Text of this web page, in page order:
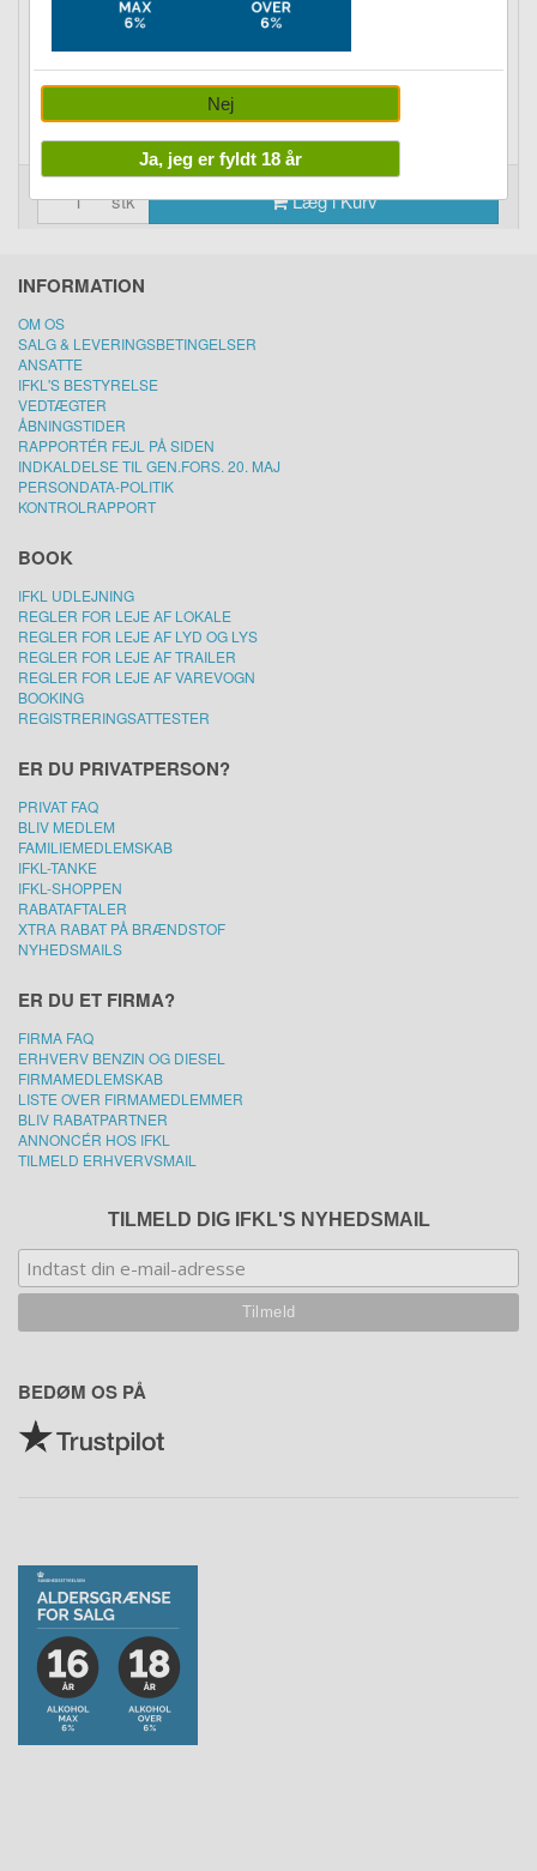
Vejl. pris kr. 299,00
IFKL: kr. 249,00
stk Læg i Kurv
INFORMATION
OM OS
SALG & LEVERINGSBETINGELSER
ANSATTE
IFKL'S BESTYRELSE
VEDTÆGTER
ÅBNINGSTIDER
RAPPORTÉR FEJL PÅ SIDEN
INDKALDELSE TIL GEN.FORS. 20. MAJ
PERSONDATA-POLITIK
KONTROLRAPPORT
BOOK
IFKL UDLEJNING
REGLER FOR LEJE AF LOKALE
REGLER FOR LEJE AF LYD OG LYS
REGLER FOR LEJE AF TRAILER
REGLER FOR LEJE AF VAREVOGN
BOOKING
REGISTRERINGSATTESTER
ER DU PRIVATPERSON?
PRIVAT FAQ
BLIV MEDLEM
FAMILIEMEDLEMSKAB
IFKL-TANKE
IFKL-SHOPPEN
RABATAFTALER
XTRA RABAT PÅ BRÆNDSTOF
NYHEDSMAILS
ER DU ET FIRMA?
FIRMA FAQ
ERHVERV BENZIN OG DIESEL
FIRMAMEDLEMSKAB
LISTE OVER FIRMAMEDLEMMER
BLIV RABATPARTNER
ANNONCÉR HOS IFKL
TILMELD ERHVERVSMAIL
TILMELD DIG IFKL'S NYHEDSMAIL
BEDØM OS PÅ
Nej
Ja, jeg er fyldt 18 år